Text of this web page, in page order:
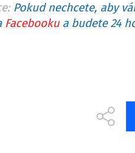
Pokud nechcete, aby
Facebookua budete 24